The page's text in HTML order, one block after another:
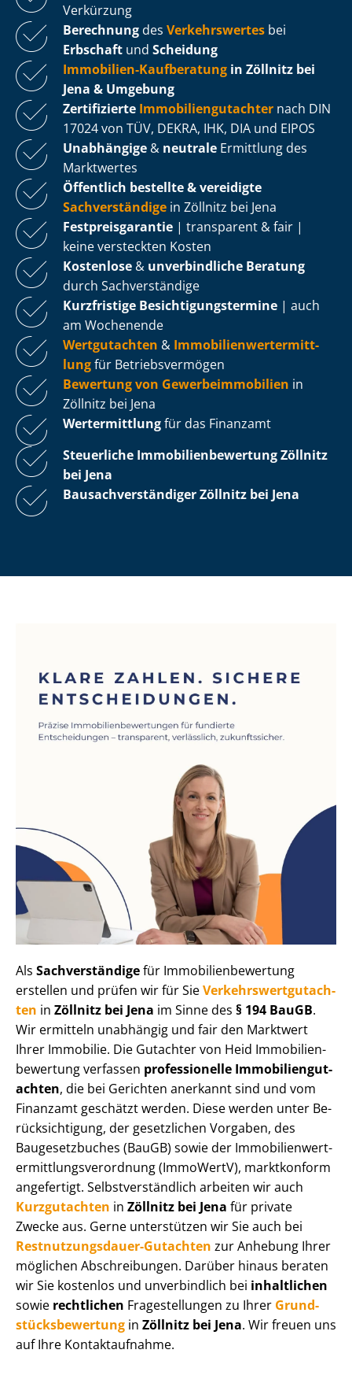
Verkürzung
Berechnung des Verkehrswertes bei
Erbschaft und Scheidung
Immobilien-Kaufberatung in Zöllnitz bei
Jena & Umgebung
Zertifizierte Im­mo­bi­li­en­gut­ach­ter nach DIN
17024 von TÜV, DEKRA, IHK, DIA und EIPOS
Unabhängige & neutrale Ermittlung des
Marktwertes
Öffentlich bestellte & vereidigte
Sachverständige in Zöllnitz bei Jena
Fest­preis­ga­ran­tie | transparent & fair |
keine versteckten Kosten
Kostenlose & unverbindliche Beratung
durch Sachverständige
Kurzfristige Be­sich­ti­gungs­ter­mi­ne | auch
am Wochenende
Wertgutachten & Im­mo­bi­li­en­wert­ermitt­
lungfür Be­triebs­ver­mö­gen
Bewertung von Ge­wer­be­im­mo­bi­li­en in
Zöllnitz bei Jena
Wertermittlungfür das Finanzamt
Steuerliche Im­mo­bi­li­en­be­wer­tungZöllnitz
bei Jena
Bau­sach­ver­stän­di­ger Zöllnitz bei Jena
Als Sachverständigefür Im­mo­bi­li­en­be­wer­tung
erstellen und prüfen wir für SieVer­kehrs­wert­gut­ach­
ten in Zöllnitz bei Jena im Sinne des § 194 BauGB.
Wir ermitteln unabhängig und fair den Marktwert
Ihrer Immobilie. Die Gutachter von Heid Im­mo­bi­li­en­
be­wer­tung verfassen professionelle Im­mo­bi­li­en­gut­
ach­ten, die bei Gerichten anerkannt sind und vom
Finanzamt geschätzt werden. Diese werden unter Be­
rück­sich­ti­gung, der gesetzlichen Vorgaben, des
Baugesetzbuches (BauGB) sowie der Im­mo­bi­li­en­wert­
ermitt­lungs­ver­ord­nung (ImmoWertV), marktkonform
angefertigt. Selbst­ver­ständ­lich arbeiten wir auch
Kurzgutachten in Zöllnitz bei Jena für private
Zwecke aus. Gerne unterstützen wir Sie auch bei
Rest­nut­zungs­dau­er-Gutachten zur Anhebung Ihrer
möglichen Abschreibungen. Darüber hinaus beraten
wir Sie kostenlos und unverbindlich bei inhaltlichen
sowie rechtlichen Fragestellungen zu Ihrer Grund­
stücks­be­wer­tung in Zöllnitz bei Jena. Wir freuen uns
auf Ihre Kontaktaufnahme.